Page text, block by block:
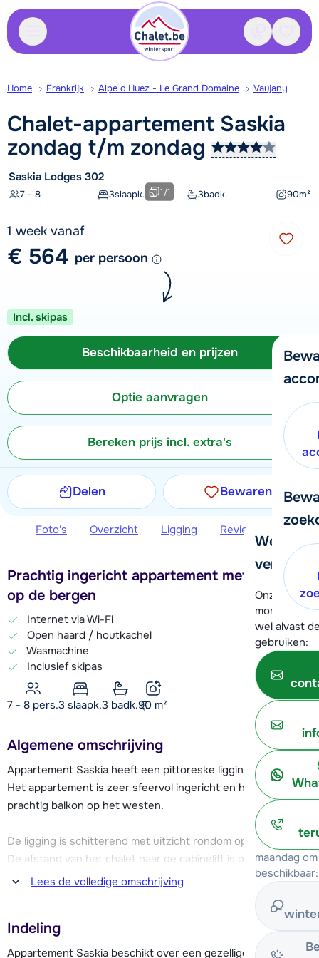
Contact
We
verder!
Onze
moment
wel alvast
gebruiken:
maandag
beschikbaar:
Home Frankrijk Alpe d'Huez - Le Grand Domaine Vaujany
Chalet-appartement Saskia
zondag t/m zondag
Saskia Lodges 302
7 - 8 3slaapk. 3badk. 90m²
1/1
1 week vanaf
€ 564 per persoon
Incl. skipas
Beschikbaarheid en prijzen
Optie aanvragen
Bereken prijs incl. extra's
Delen Bewaren
Foto's Overzicht Ligging Reviews
Prachtig ingericht appartement met uitzicht
op de bergen
Internet via Wi-Fi
Open haard / houtkachel
Wasmachine
Inclusief skipas
7 - 8 pers.3 slaapk.3 badk.90 m²
Algemene omschrijving
Appartement Saskia heeft een pittoreske ligging in Vaujany.
Het appartement is zeer sfeervol ingericht en heeft een
prachtig balkon op het westen.
De ligging is schitterend met uitzicht rondom op de bergen.
De afstand van het chalet naar de cabinelift is ongeveer 180
meter, ca. 3 minuten lopen. Met deze lift sta je in ongeveer 8
minuten op 2800 meter hoogte, midden in het skigebied
Alpe d'Huez - Le Grand Domaine! Aan het einde van je
skidag kun je met de cabinelift ook weer terug naar Vaujany,
aangezien er geen dalafdaling is naar het dorp.
Lees de volledige omschrijving
Indeling
Appartement Saskia beschikt over een gezellige zithoek met